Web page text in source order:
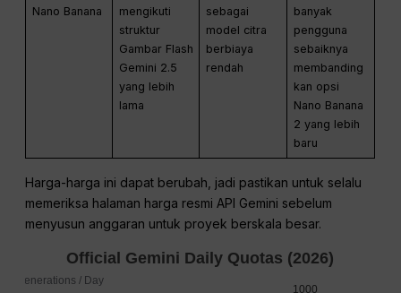
Nano Banana
mengikuti
struktur
Gambar Flash
Gemini 2.5
yang lebih
lama
sebagai
model citra
berbiaya
rendah
banyak
pengguna
sebaiknya
membanding
kan opsi
Nano Banana
2 yang lebih
baru
Harga-harga ini dapat berubah, jadi pastikan untuk selalu
memeriksa halaman harga resmi API Gemini sebelum
menyusun anggaran untuk proyek berskala besar.